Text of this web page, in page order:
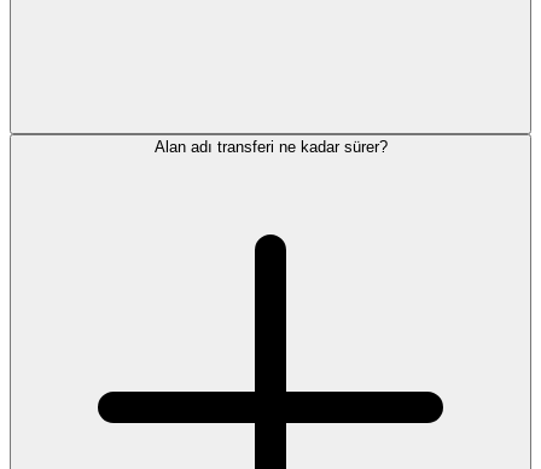
Alan adı transferi ne kadar sürer?